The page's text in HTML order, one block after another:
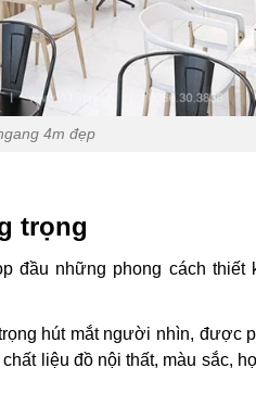
4m đẹp
trọng
đầu những phong cách thiết
hút mắt người nhìn, được
liệu đồ nội thất, màu sắc,